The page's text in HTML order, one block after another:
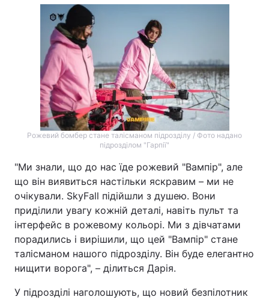
Рожевий бомбер стане талісманом підрозділу / Фото надано
підрозділом "Гарпії"
"Ми знали, що до нас їде рожевий "Вампір", але
що він виявиться настільки яскравим – ми не
очікували. SkyFall підійшли з душею. Вони
приділили увагу кожній деталі, навіть пульт та
інтерфейс в рожевому кольорі. Ми з дівчатами
порадились і вирішили, що цей "Вампір" стане
талісманом нашого підрозділу. Він буде елегантно
нищити ворога", – ділиться Дарія.
У підрозділі наголошують, що новий безпілотник